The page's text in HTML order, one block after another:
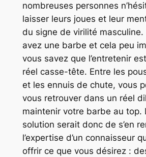
nombreuses personnes
laisser leurs joues et leur
du signe de virilité masculine.
avez une barbe et cela peu
vous savez que l’entretenir
réel casse-tête. Entre les
et les ennuis de chute, vous
vous retrouver dans un réel
maintenir votre barbe au top.
solution serait donc de s’en
l’expertise d’un connaisseur
offrir ce que vous désirez :